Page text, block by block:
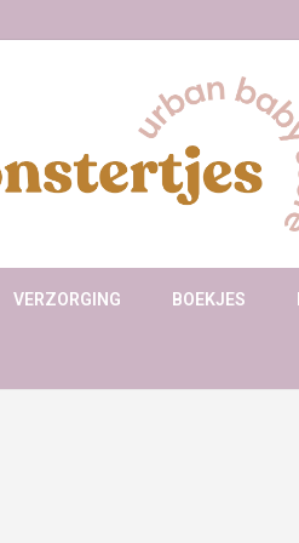
VERZORGING BOEKJES